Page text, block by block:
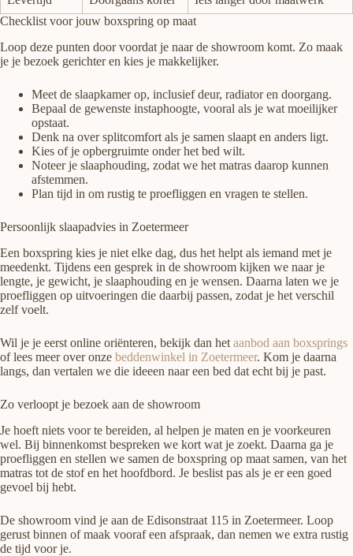
Checklist voor jouw boxspring op maat
Loop deze punten door voordat je naar de showroom komt. Zo maak
je je bezoek gerichter en kies je makkelijker.
Meet de slaapkamer op, inclusief deur, radiator en doorgang.
Bepaal de gewenste instaphoogte, vooral als je wat moeilijker
opstaat.
Denk na over splitcomfort als je samen slaapt en anders ligt.
Kies of je opbergruimte onder het bed wilt.
Noteer je slaaphouding, zodat we het matras daarop kunnen
afstemmen.
Plan tijd in om rustig te proefliggen en vragen te stellen.
Persoonlijk slaapadvies in Zoetermeer
Een boxspring kies je niet elke dag, dus het helpt als iemand met je
meedenkt. Tijdens een gesprek in de showroom kijken we naar je
lengte, je gewicht, je slaaphouding en je wensen. Daarna laten we je
proefliggen op uitvoeringen die daarbij passen, zodat je het verschil
zelf voelt.
Wil je je eerst online oriënteren, bekijk dan het aanbod aan boxsprings
of lees meer over onze beddenwinkel in Zoetermeer. Kom je daarna
langs, dan vertalen we die ideeen naar een bed dat echt bij je past.
Zo verloopt je bezoek aan de showroom
Je hoeft niets voor te bereiden, al helpen je maten en je voorkeuren
wel. Bij binnenkomst bespreken we kort wat je zoekt. Daarna ga je
proefliggen en stellen we samen de boxspring op maat samen, van het
matras tot de stof en het hoofdbord. Je beslist pas als je er een goed
gevoel bij hebt.
De showroom vind je aan de Edisonstraat 115 in Zoetermeer. Loop
gerust binnen of maak vooraf een afspraak, dan nemen we extra rustig
de tijd voor je.